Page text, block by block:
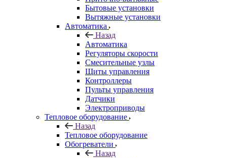
Бытовые установки
Вытяжные установки
Автоматика
Назад
Автоматика
Регуляторы скорости
Смесительные узлы
Щиты управления
Контроллеры
Пульты управления
Датчики
Электроприводы
Тепловое оборудование
Назад
Тепловое оборудование
Обогреватели
Назад